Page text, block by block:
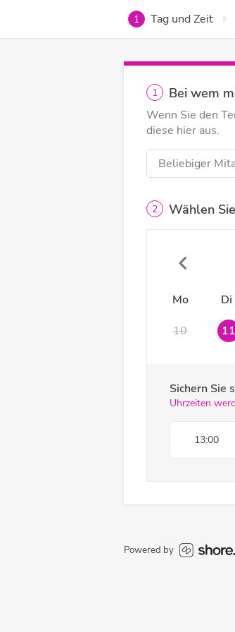
1 Tag und Zeit
1 Bei wem
Wenn Sie den
diese hier aus.
Beliebiger
2 Wählen
Mo Di
10
11
Sichern Sie
Uhrzeiten
13:00
Powered by